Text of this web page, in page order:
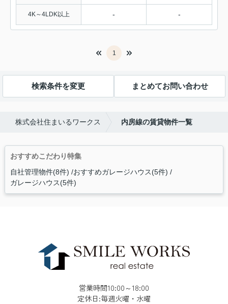
4K～4LDK以上 - -
1
検索条件を変更 まとめてお問い合わせ
株式会社住まいるワークス 内房線の賃貸物件一覧
おすすめこだわり特集
自社管理物件(8件) おすすめガレージハウス(5件)
ガレージハウス(5件)
営業時間10:00～18:00
定休日:毎週火曜・水曜